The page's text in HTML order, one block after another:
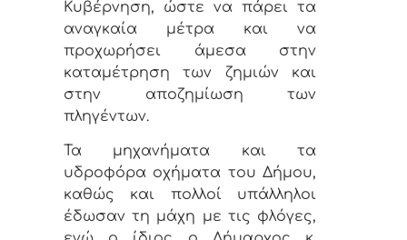
Κυβέρνηση, ώστε να πάρει τα
αναγκαία μέτρα και να
προχωρήσει άμεσα στην
καταμέτρηση των ζημιών και
στην αποζημίωση των
πληγέντων.
Τα μηχανήματα και τα
υδροφόρα οχήματα του Δήμου,
καθώς και πολλοί υπάλληλοι
έδωσαν τη μάχη με τις φλόγες,